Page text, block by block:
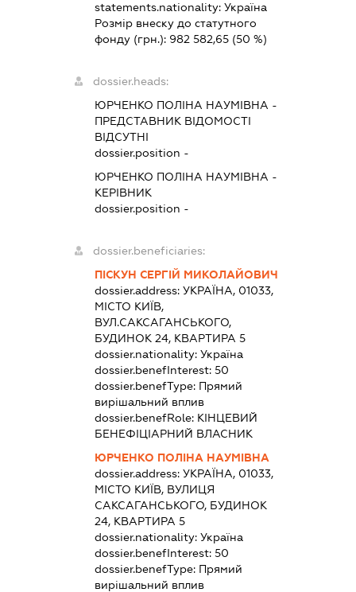
statements.nationality: Україна
Розмір внеску до статутного
фонду (грн.): 982 582,65(50 %)
dossier.heads:
ЮРЧЕНКО ПОЛІНА НАУМІВНА -
ПРЕДСТАВНИК ВІДОМОСТІ
ВІДСУТНІ
dossier.position -
ЮРЧЕНКО ПОЛІНА НАУМІВНА -
КЕРІВНИК
dossier.position -
dossier.beneficiaries:
ПІСКУН СЕРГІЙ МИКОЛАЙОВИЧ
dossier.address: УКРАЇНА, 01033,
МІСТО КИЇВ,
ВУЛ.САКСАГАНСЬКОГО,
БУДИНОК 24, КВАРТИРА 5
dossier.nationality: Україна
dossier.benefInterest: 50
dossier.benefType: Прямий
вирішальний вплив
dossier.benefRole: КІНЦЕВИЙ
БЕНЕФІЦІАРНИЙ ВЛАСНИК
ЮРЧЕНКО ПОЛІНА НАУМІВНА
dossier.address: УКРАЇНА, 01033,
МІСТО КИЇВ, ВУЛИЦЯ
САКСАГАНСЬКОГО, БУДИНОК
24, КВАРТИРА 5
dossier.nationality: Україна
dossier.benefInterest: 50
dossier.benefType: Прямий
вирішальний вплив